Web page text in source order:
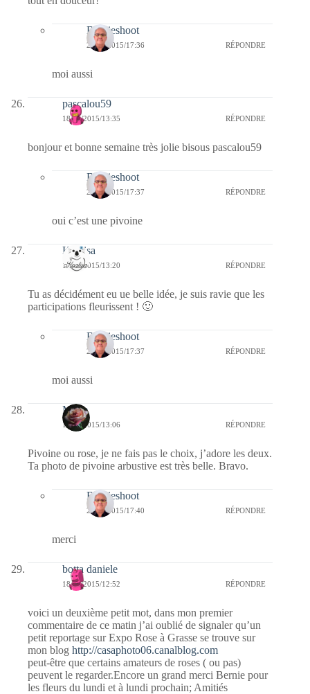
Bernieshoot
24/05/2015/17:36 RÉPONDRE
moi aussi
pascalou59
18/05/2015/13:35 RÉPONDRE
bonjour et bonne semaine très jolie bisous pascalou59
Bernieshoot
24/05/2015/17:37 RÉPONDRE
oui c’est une pivoine
Koalisa
18/05/2015/13:20 RÉPONDRE
Tu as décidément eu ue belle idée, je suis ravie que les
participations fleurissent ! 🙂
Bernieshoot
24/05/2015/17:37 RÉPONDRE
moi aussi
Minie
18/05/2015/13:06 RÉPONDRE
Pivoine ou rose, je ne fais pas le choix, j’adore les deux.
Ta photo de pivoine arbustive est très belle. Bravo.
Bernieshoot
24/05/2015/17:40 RÉPONDRE
merci
botta daniele
18/05/2015/12:52 RÉPONDRE
voici un deuxième petit mot, dans mon premier
commentaire de ce matin j’ai oublié de signaler qu’un
petit reportage sur Expo Rose à Grasse se trouve sur
mon blog http://casaphoto06.canalblog.com
peut-être que certains amateurs de roses ( ou pas)
peuvent le regarder.Encore un grand merci Bernie pour
les fleurs du lundi et à lundi prochain; Amitiés